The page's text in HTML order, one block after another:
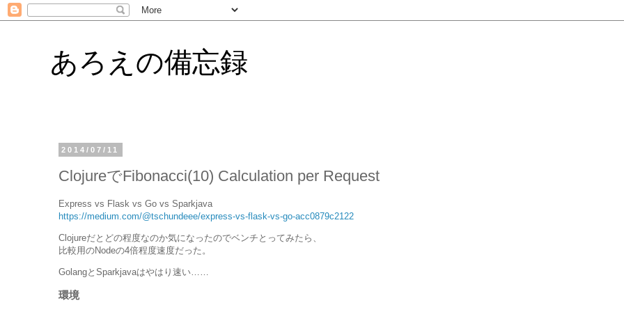
あろえの備忘録
2014/07/11
ClojureでFibonacci(10) Calculation per Request
Express vs Flask vs Go vs Sparkjava
https://medium.com/@tschundeee/express-vs-flask-vs-go-acc0879c2122
Clojureだとどの程度なのか気になったのでベンチとってみたら、
比較用のNodeの4倍程度速度だった。
GolangとSparkjavaはやはり速い……
環境